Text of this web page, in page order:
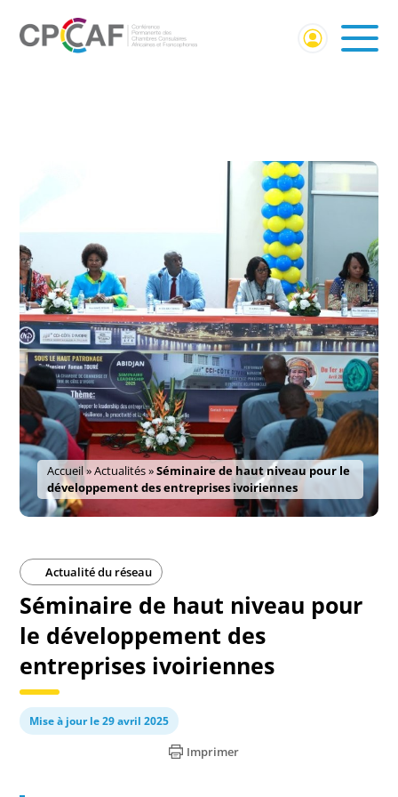
Accueil»Actualités»Séminaire de haut niveau pour le
développement des entreprises ivoiriennes
Actualité du réseau
Séminaire de haut niveau pour
le développement des
entreprises ivoiriennes
Mise à jour le 29 avril 2025
Imprimer